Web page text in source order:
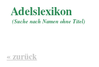
Adelslexikon
(Suche nach Namen ohne Titel)
« zurück